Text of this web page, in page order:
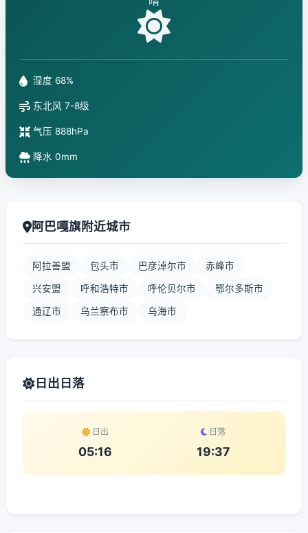
湿度 68%
东北风 7-8级
气压 888hPa
降水 0mm
阿巴嘎旗附近城市
阿拉善盟 包头市 巴彦淖尔市 赤峰市
兴安盟 呼和浩特市 呼伦贝尔市 鄂尔多斯市
通辽市 乌兰察布市 乌海市
日出日落
日出
05:16
日落
19:37